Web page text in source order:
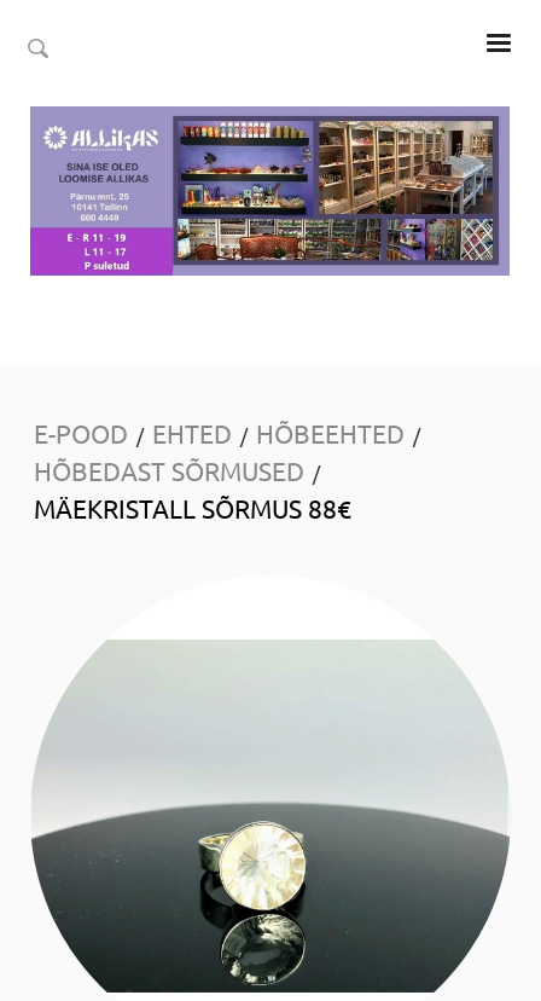
E-POOD / EHTED / HÕBEEHTED /
HÕBEDAST SÕRMUSED /
MÄEKRISTALL SÕRMUS 88€